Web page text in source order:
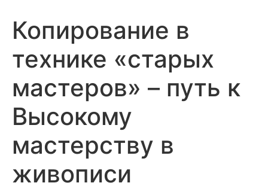
Копирование в
технике «старых
мастеров» – путь к
Высокому
мастерству в
живописи